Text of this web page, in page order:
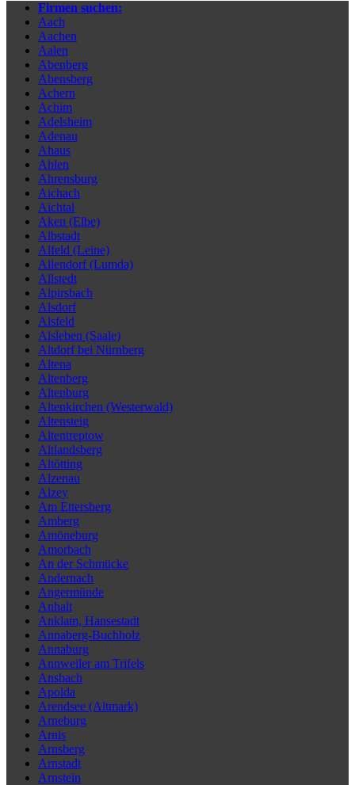
Firmen suchen:
Aach
Aachen
Aalen
Abenberg
Abensberg
Achern
Achim
Adelsheim
Adenau
Ahaus
Ahlen
Ahrensburg
Aichach
Aichtal
Aken (Elbe)
Albstadt
Alfeld (Leine)
Allendorf (Lumda)
Allstedt
Alpirsbach
Alsdorf
Alsfeld
Alsleben (Saale)
Altdorf bei Nürnberg
Altena
Altenberg
Altenburg
Altenkirchen (Westerwald)
Altensteig
Altentreptow
Altlandsberg
Altötting
Alzenau
Alzey
Am Ettersberg
Amberg
Amöneburg
Amorbach
An der Schmücke
Andernach
Angermünde
Anhalt
Anklam, Hansestadt
Annaberg-Buchholz
Annaburg
Annweiler am Trifels
Ansbach
Apolda
Arendsee (Altmark)
Arneburg
Arnis
Arnsberg
Arnstadt
Arnstein